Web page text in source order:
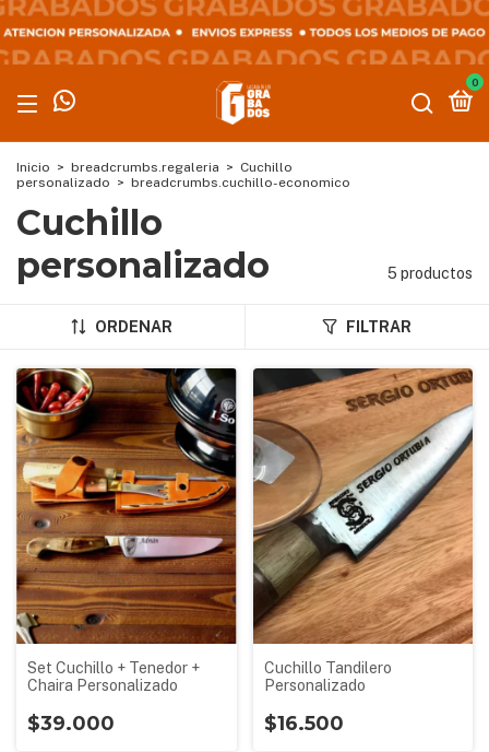
0
Inicio > breadcrumbs.regaleria > Cuchillo
personalizado > breadcrumbs.cuchillo-economico
Cuchillo
personalizado
5 productos
ORDENAR FILTRAR
Set Cuchillo + Tenedor +
Chaira Personalizado
$39.000
Cuchillo Tandilero
Personalizado
$16.500